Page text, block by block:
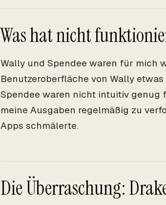
Was hat nicht
Wally und Spendee waren für mich
Benutzeroberfläche von Wally
Spendee waren nicht intuitiv genug
meine Ausgaben regelmäßig zu
Apps schmälerte.
Die Überraschung: